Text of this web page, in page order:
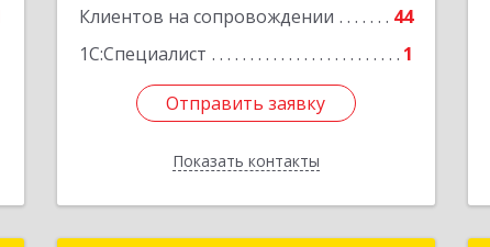
Клиентов на сопровождении
44
1С:Специалист
1
Отправить заявку
Показать контакты
Отправить заявку
Назад